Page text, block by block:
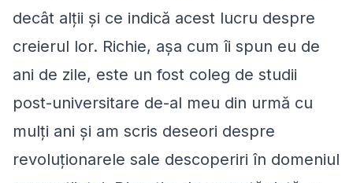
decât alții și ce indică acest lucru despre
creierul lor. Richie, așa cum îi spun eu de
ani de zile, este un fost coleg de studii
post-universitare de-al meu din urmă cu
mulți ani și am scris deseori despre
revoluționarele sale descoperiri în domeniul